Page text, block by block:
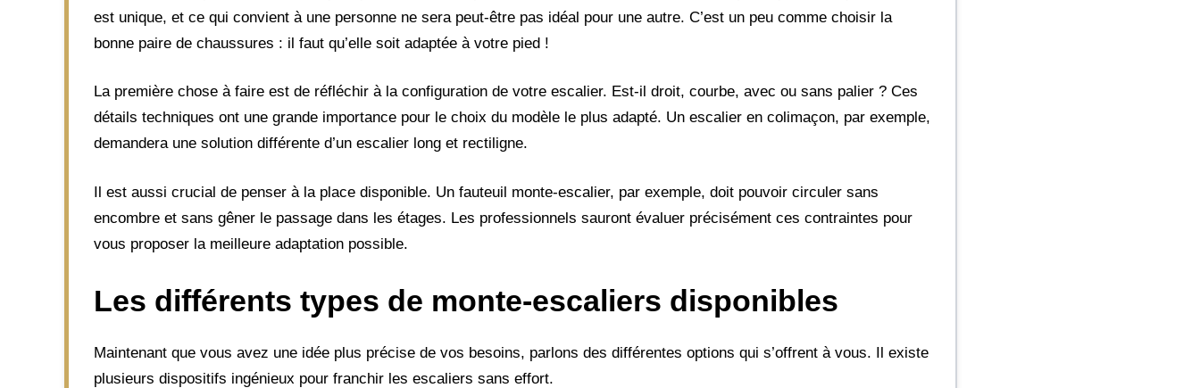
est unique, et ce qui convient à une personne ne sera peut-être pas idéal pour une autre. C’est un peu comme choisir la
bonne paire de chaussures : il faut qu’elle soit adaptée à votre pied !
La première chose à faire est de réfléchir à la configuration de votre escalier. Est-il droit, courbe, avec ou sans palier ? Ces
détails techniques ont une grande importance pour le choix du modèle le plus adapté. Un escalier en colimaçon, par exemple,
demandera une solution différente d’un escalier long et rectiligne.
Il est aussi crucial de penser à la place disponible. Un fauteuil monte-escalier, par exemple, doit pouvoir circuler sans
encombre et sans gêner le passage dans les étages. Les professionnels sauront évaluer précisément ces contraintes pour
vous proposer la meilleure adaptation possible.
Les différents types de monte-escaliers disponibles
Maintenant que vous avez une idée plus précise de vos besoins, parlons des différentes options qui s’offrent à vous. Il existe
plusieurs dispositifs ingénieux pour franchir les escaliers sans effort.